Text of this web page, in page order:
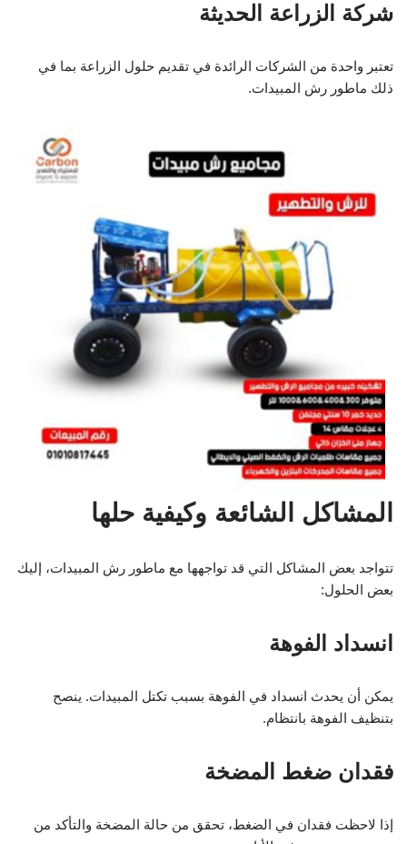
شركة الزراعة الحديثة
تعتبر واحدة من الشركات الرائدة في تقديم حلول الزراعة بما في
ذلك ماطور رش المبيدات.
المشاكل الشائعة وكيفية حلها
تتواجد بعض المشاكل التي قد تواجهها مع ماطور رش المبيدات، إليك
بعض الحلول:
انسداد الفوهة
يمكن أن يحدث انسداد في الفوهة بسبب تكتل المبيدات. ينصح
بتنظيف الفوهة بانتظام.
فقدان ضغط المضخة
إذا لاحظت فقدان في الضغط، تحقق من حالة المضخة والتأكد من